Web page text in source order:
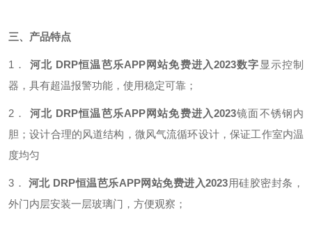
三、 产品特点
1． 河北 DRP恒温芭乐APP网站免费进入2023数字 显示控制
器，具有超温报警功能，使用稳定可靠；
2． 河北 DRP恒温芭乐APP网站免费进入2023镜面不锈钢内
胆；设计合理的风道结构，微风气流循环设计，保证工作室内温
度均匀
3． 河北 DRP恒温芭乐APP网站免费进入2023用硅胶密封条，
外门内层安装一层玻璃门，方便观察；